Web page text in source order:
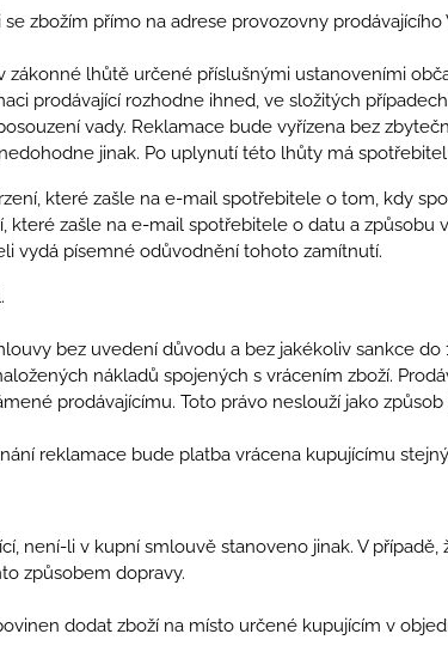
zbožím přímo na adrese provozovny prodávajícího
zákonné lhůtě určené příslušnými ustanoveními
prodávající rozhodne ihned, ve složitých
vady. Reklamace bude vyřízena bez
jinak. Po uplynutí této lhůty má
které zašle na e-mail spotřebitele o tom, kdy
které zašle na e-mail spotřebitele o datu a
vydá písemné odůvodnění tohoto zamítnutí.
bez uvedení důvodu a bez jakékoliv sankce
nákladů spojených s vrácením zboží.
prodávajícímu. Toto právo neslouží jako způsob
reklamace bude platba vrácena kupujícímu
není-li v kupní smlouvě stanoveno jinak. V
způsobem dopravy.
dodat zboží na místo určené kupujícím v